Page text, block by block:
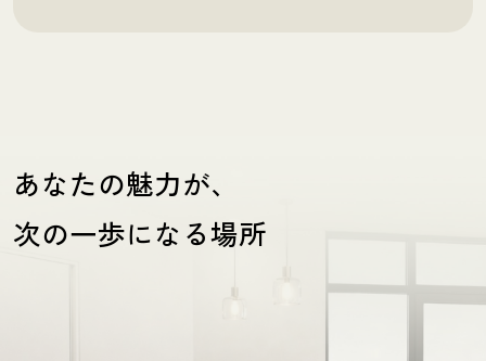
あなたの魅力が、
次の一歩になる場所